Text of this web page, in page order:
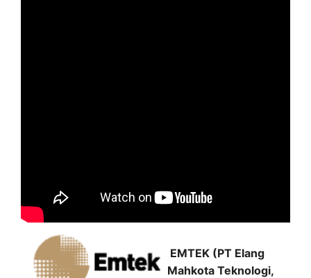
EMTEK (PT Elang
Mahkota Teknologi,